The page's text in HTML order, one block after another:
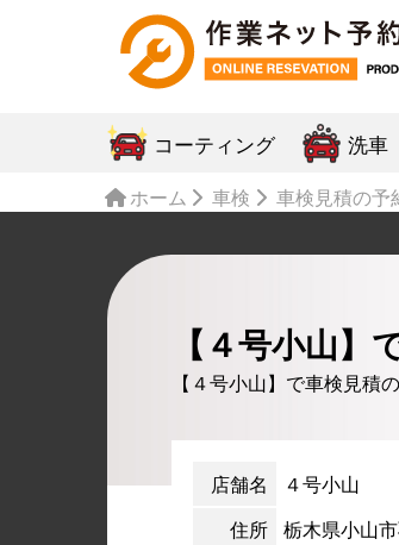
コーティング 洗車
ホーム 車検 車検見積の予
【４号小山】
【４号小山】で車検見
店舗名
４号小山
住所 栃木県小山